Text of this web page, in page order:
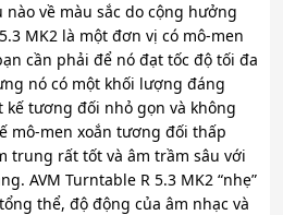
về màu sắc do cộng hưởng
MK2 là một đơn vị có mô-men
cần phải để nó đạt tốc độ tối đa
nó có một khối lượng đáng
tương đối nhỏ gọn và không
mô-men xoắn tương đối thấp
trung rất tốt và âm trầm sâu với
AVM Turntable R 5.3 MK2 “nhẹ”
thể, độ động của âm nhạc và